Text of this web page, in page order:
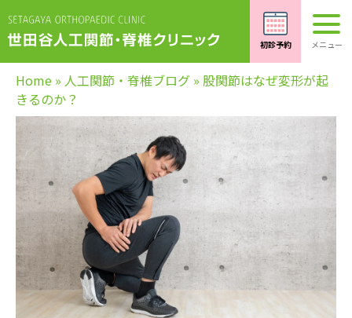
Home » 人工関節・脊椎ブログ » 股関節はなぜ変形が起
きるのか？